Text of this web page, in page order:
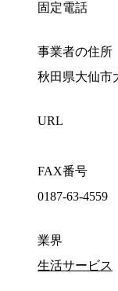
固定電話
事業者の住所
秋田県大仙市
URL
FAX番号
0187-63-4559
業界
生活サービス